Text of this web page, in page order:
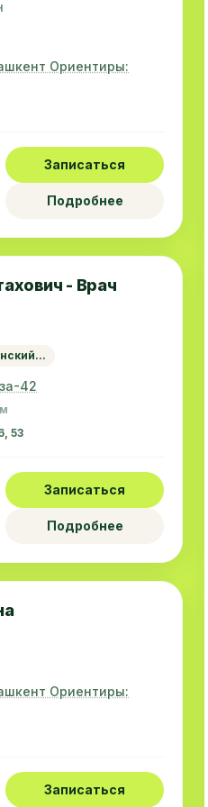
Ориентиры:
Записаться
Подробнее
- Врач
42
53
Записаться
Подробнее
Ориентиры:
Записаться